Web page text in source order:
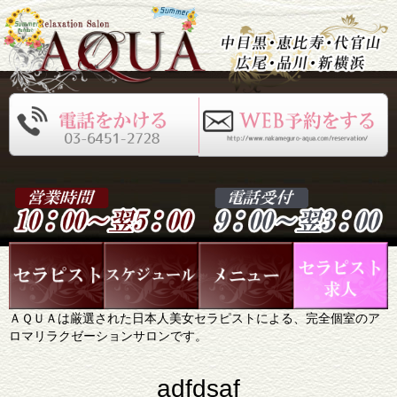
ＡＱＵＡは厳選された日本人美女セラピストによる、完全個室のア
ロマリラクゼーションサロンです。
adfdsaf